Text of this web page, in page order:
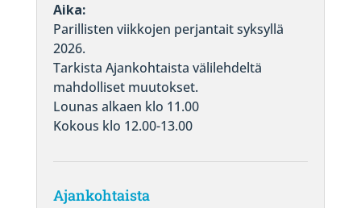
Aika:
Parillisten viikkojen perjantait syksyllä
2026.
Tarkista Ajankohtaista välilehdeltä
mahdolliset muutokset.
Lounas alkaen klo 11.00
Kokous klo 12.00-13.00
Ajankohtaista